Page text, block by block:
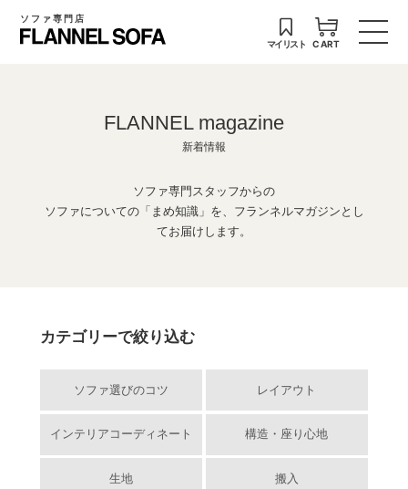
ソファ専門店
マイリスト CART
FLANNEL magazine
新着情報
ソファ専門スタッフからの
ソファについての「まめ知識」を、フランネルマガジンとし
てお届けします。
カテゴリーで絞り込む
ソファ選びのコツ レイアウト
インテリアコーディネート 構造・座り心地
生地 搬入